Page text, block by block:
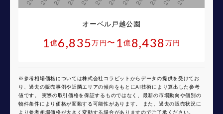
オーベル戸越公園
1億6,835万円 〜 1億8,438万円
※参考相場価格については株式会社コラビットからデータの提供を受けてお
り、過去の販売事例や近隣エリアの傾向をもとにAI技術により算出した参考
値です。 実際の取引価格を保証するものではなく、最新の市場動向や個別の
物件条件により価格が変動する可能性があります。 また、過去の販売状況に
より参考相場価格が大きく変動する場合がありますのでご了承ください。